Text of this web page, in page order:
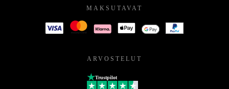
MAKSUTAVAT
ARVOSTELUT
Trustpilot